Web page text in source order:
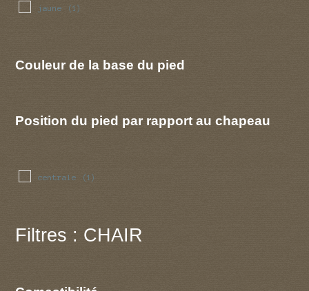
jaune (1)
Couleur de la base du pied
Position du pied par rapport au chapeau
centrale (1)
Filtres : CHAIR